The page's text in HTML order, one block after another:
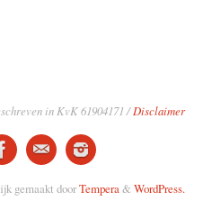
in KvK 61904171 /Disclaimer
gemaakt doorTempera& WordPress.